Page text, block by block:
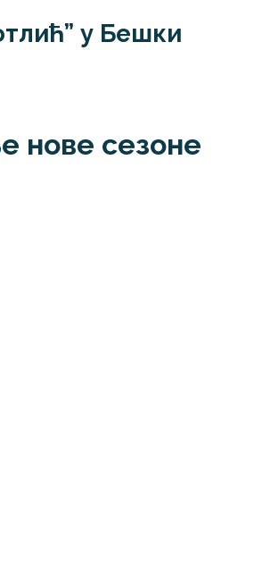
у Бешки
нове сезоне